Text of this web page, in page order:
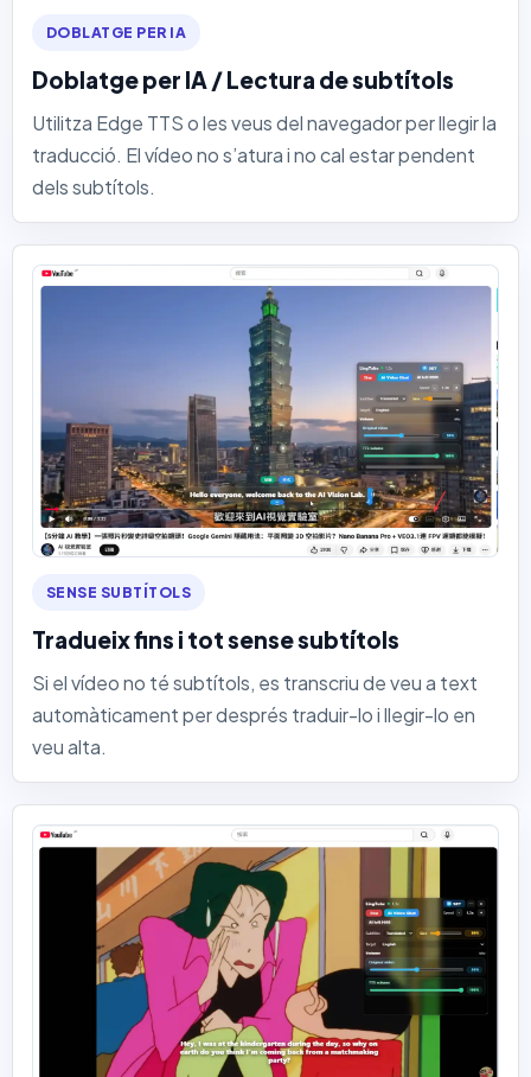
DOBLATGE PER IA
Doblatge per IA / Lectura de subtítols
Utilitza Edge TTS o les veus del navegador per llegir la
traducció. El vídeo no s’atura i no cal estar pendent
dels subtítols.
SENSE SUBTÍTOLS
Tradueix fins i tot sense subtítols
Si el vídeo no té subtítols, es transcriu de veu a text
automàticament per després traduir-lo i llegir-lo en
veu alta.